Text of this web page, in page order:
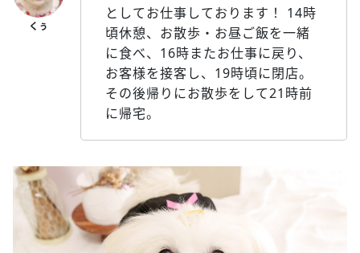
としてお仕事しております！ 14時
頃休憩、お散歩・お昼ご飯を一緒
に食べ、16時またお仕事に戻り、
お客様を接客し、19時頃に閉店。
その後帰りにお散歩をして21時前
に帰宅。